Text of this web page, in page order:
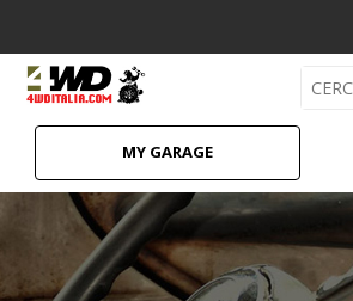
MY GARAGE